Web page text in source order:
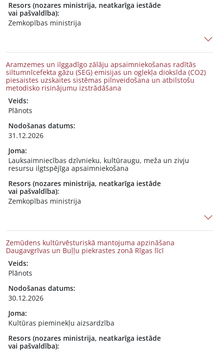
Resors (nozares ministrija, neatkarīga iestāde
vai pašvaldība):
Zemkopības ministrija
Aramzemes un ilggadīgo zālāju apsaimniekošanas radītās
siltumnīcefekta gāzu (SEG) emisijas un oglekļa dioksīda (CO2)
piesaistes uzskaites sistēmas pilnveidošana un atbilstošu
metodisko risinājumu izstrādāšana
Veids:
Plānots
Nodošanas datums:
31.12.2026
Joma:
Lauksaimniecības dzīvnieku, kultūraugu, meža un zivju
resursu ilgtspējīga apsaimniekošana
Resors (nozares ministrija, neatkarīga iestāde
vai pašvaldība):
Zemkopības ministrija
Zemūdens kultūrvēsturiskā mantojuma apzināšana
Daugavgrīvas un Buļļu piekrastes zonā Rīgas līcī
Veids:
Plānots
Nodošanas datums:
30.12.2026
Joma:
Kultūras pieminekļu aizsardzība
Resors (nozares ministrija, neatkarīga iestāde
vai pašvaldība):